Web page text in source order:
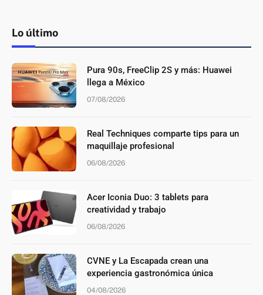
Lo último
Pura 90s, FreeClip 2S y más: Huawei
llega a México
07/08/2026
Real Techniques comparte tips para un
maquillaje profesional
06/08/2026
Acer Iconia Duo: 3 tablets para
creatividad y trabajo
06/08/2026
CVNE y La Escapada crean una
experiencia gastronómica única
04/08/2026